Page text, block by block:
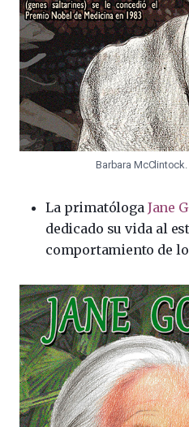
Barbara
La primatóloga Jane
dedicado su vida al
comportamiento de